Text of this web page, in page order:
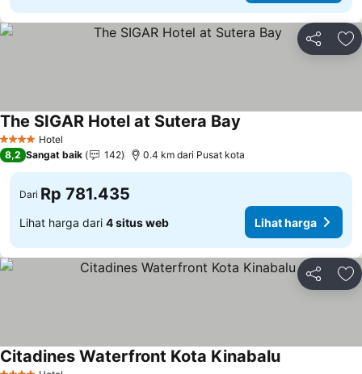
Bagikan
4 BintangHotel
The SIGAR Hotel at Sutera Bay
8,2 Sangat baik 142 0.4 km dari Pusat kota
Dari Rp 781.435
Lihat harga dari 4 situs web Lihat harga
Bagikan
Citadines Waterfront Kota KinabaluLihat harga